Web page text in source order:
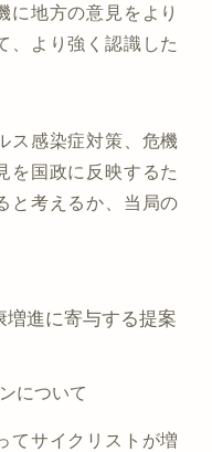
に地方の意見をより
、より強く認識した
ス感染症対策、危機
を国政に反映するた
と考えるか、当局の
進に寄与する提案
について
てサイクリストが増